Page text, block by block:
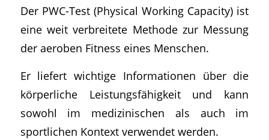
Der PWC-Test (Physical Working Capacity) ist
eine weit verbreitete Methode zur Messung
der aeroben Fitness eines Menschen.
Er liefert wichtige Informationen über die
körperliche Leistungsfähigkeit und kann
sowohl im medizinischen als auch im
sportlichen Kontext verwendet werden.